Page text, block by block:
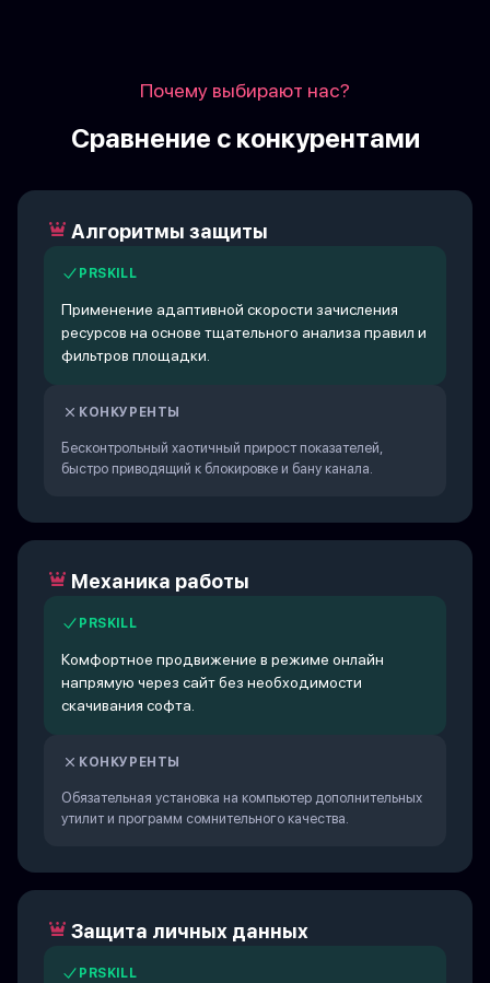
Почему выбирают нас?
Сравнение с конкурентами
Алгоритмы защиты
PRSKILL
Применение адаптивной скорости зачисления
ресурсов на основе тщательного анализа правил и
фильтров площадки.
КОНКУРЕНТЫ
Бесконтрольный хаотичный прирост показателей,
быстро приводящий к блокировке и бану канала.
Механика работы
PRSKILL
Комфортное продвижение в режиме онлайн
напрямую через сайт без необходимости
скачивания софта.
КОНКУРЕНТЫ
Обязательная установка на компьютер дополнительных
утилит и программ сомнительного качества.
Защита личных данных
PRSKILL